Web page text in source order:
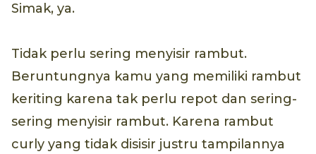
Simak, ya.
Tidak perlu sering menyisir rambut.
Beruntungnya kamu yang memiliki rambut
keriting karena tak perlu repot dan sering-
sering menyisir rambut. Karena rambut
curly yang tidak disisir justru tampilannya